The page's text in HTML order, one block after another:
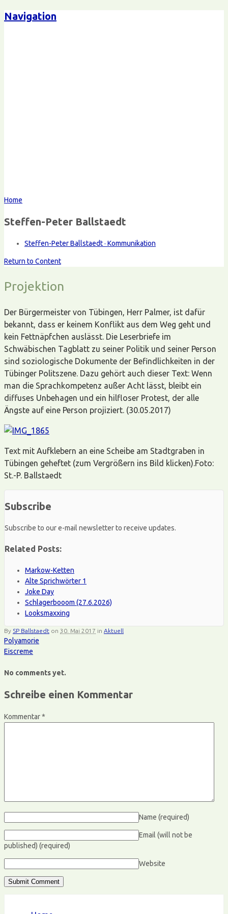
Navigation
Home
Steffen-Peter Ballstaedt
Steffen-Peter Ballstaedt · Kommunikation
Return to Content
Projektion
Der Bürgermeister von Tübingen, Herr Palmer, ist dafür
bekannt, dass er keinem Konflikt aus dem Weg geht und
kein Fettnäpfchen auslässt. Die Leserbriefe im
Schwäbischen Tagblatt zu seiner Politik und seiner Person
sind soziologische Dokumente der Befindlichkeiten in der
Tübinger Politszene. Dazu gehört auch dieser Text: Wenn
man die Sprachkompetenz außer Acht lässt, bleibt ein
diffuses Unbehagen und ein hilfloser Protest, der alle
Ängste auf eine Person projiziert. (30.05.2017)
Text mit Aufklebern an eine Scheibe am Stadtgraben in
Tübingen geheftet (zum Vergrößern ins Bild klicken).Foto:
St.-P. Ballstaedt
Subscribe
Subscribe to our e-mail newsletter to receive updates.
Related Posts:
Markow-Ketten
Alte Sprichwörter 1
Joke Day
Schlagerbooom (27.6.2026)
Looksmaxxing
By SP Ballstaedt on 30. Mai 2017 in Aktuell
Polyamorie
Eiscreme
No comments yet.
Schreibe einen Kommentar
Kommentar*
Name (required)
Email (will not be
published) (required)
Website